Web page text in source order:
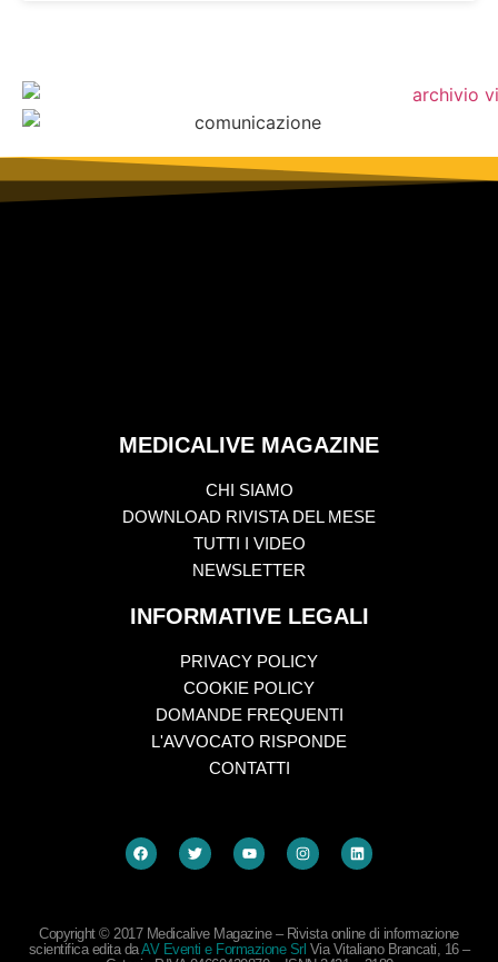
MEDICALIVE MAGAZINE
CHI SIAMO
DOWNLOAD RIVISTA DEL MESE
TUTTI I VIDEO
NEWSLETTER
INFORMATIVE LEGALI
PRIVACY POLICY
COOKIE POLICY
DOMANDE FREQUENTI
L'AVVOCATO RISPONDE
CONTATTI
Copyright © 2017 Medicalive Magazine – Rivista online di informazione
scientifica edita daAV Eventi e Formazione Srl Via Vitaliano Brancati, 16 –